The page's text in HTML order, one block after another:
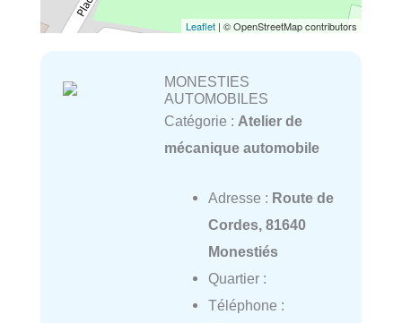
Leaflet | © OpenStreetMap contributors
MONESTIES
AUTOMOBILES
Catégorie : Atelier de
mécanique automobile
Adresse : Route de
Cordes, 81640
Monestiés
Quartier :
Téléphone :